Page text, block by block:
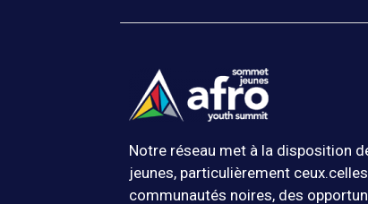
Notre réseau met à la disposition
jeunes, particulièrement
communautés noires, des